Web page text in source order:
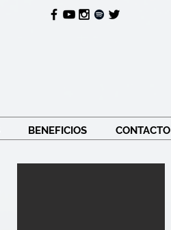
BENEFICIOS CONTACTO